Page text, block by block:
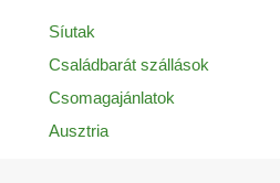
Síutak
Családbarát szállások
Csomagajánlatok
Ausztria